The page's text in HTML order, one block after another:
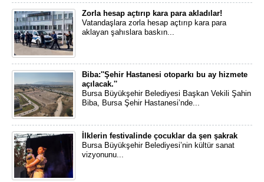
Zorla hesap açtırıp kara para akladılar!
Vatandaşlara zorla hesap açtırıp kara para
aklayan şahıslara baskın...
Biba:''Şehir Hastanesi otoparkı bu ay hizmete
açılacak.''
​Bursa Büyükşehir Belediyesi Başkan Vekili Şahin
Biba, Bursa Şehir Hastanesi’nde...
İlklerin festivalinde çocuklar da şen şakrak
Bursa Büyükşehir Belediyesi’nin kültür sanat
vizyonunu...